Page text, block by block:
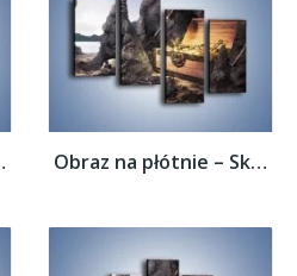
Obraz na płótnie – Skarby świeżo wydobyte...